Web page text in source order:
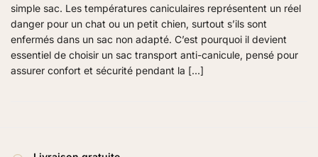
simple sac. Les températures caniculaires représentent un réel
danger pour un chat ou un petit chien, surtout s’ils sont
enfermés dans un sac non adapté. C’est pourquoi il devient
essentiel de choisir un sac transport anti-canicule, pensé pour
assurer confort et sécurité pendant la […]